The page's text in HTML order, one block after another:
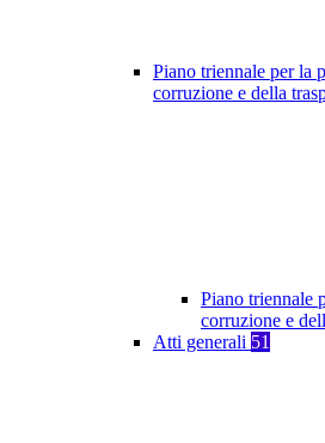
Piano triennale per la
corruzione e della
Piano triennale
corruzione e
Atti generali 51